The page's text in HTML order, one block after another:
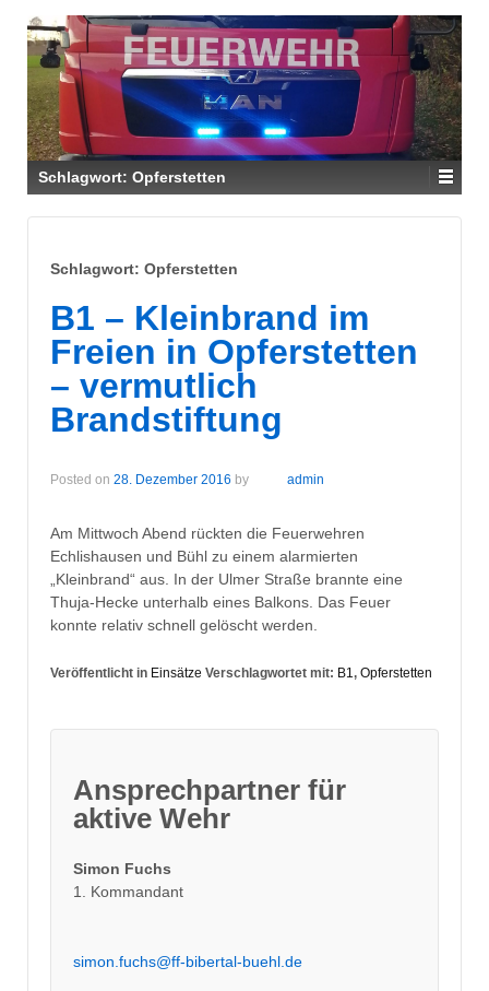
Schlagwort: Opferstetten
Schlagwort: Opferstetten
B1 – Kleinbrand im
Freien in Opferstetten
– vermutlich
Brandstiftung
Posted on 28. Dezember 2016 by admin
Am Mittwoch Abend rückten die Feuerwehren
Echlishausen und Bühl zu einem alarmierten
„Kleinbrand“ aus. In der Ulmer Straße brannte eine
Thuja-Hecke unterhalb eines Balkons. Das Feuer
konnte relativ schnell gelöscht werden.
Veröffentlicht in Einsätze Verschlagwortet mit: B1 , Opferstetten
Ansprechpartner für
aktive Wehr
Simon Fuchs
1. Kommandant
simon.fuchs@ff-bibertal-buehl.de